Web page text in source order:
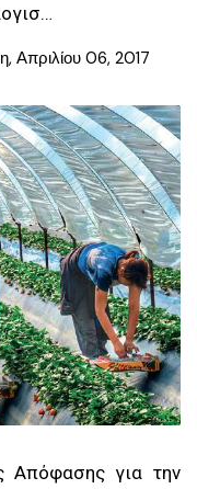
Απριλίου 06, 2017
Απόφασης για την